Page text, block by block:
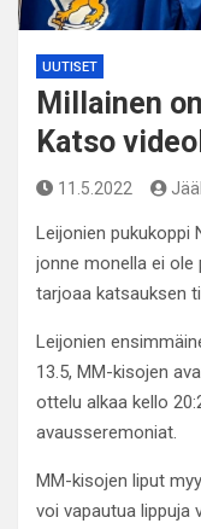
UUTISET
Millainen
Katso
11.5.2022
Leijonien pukukoppi
jonne monella ei ole
tarjoaa katsauksen
Leijonien
13.5, MM-kisojen
ottelu alkaa kello
avausseremoniat.
MM-kisojen liput
voi vapautua lippuja